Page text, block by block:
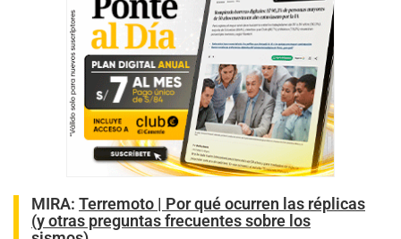
MIRA: Terremoto | Por qué ocurren las réplicas
(y otras preguntas frecuentes sobre los